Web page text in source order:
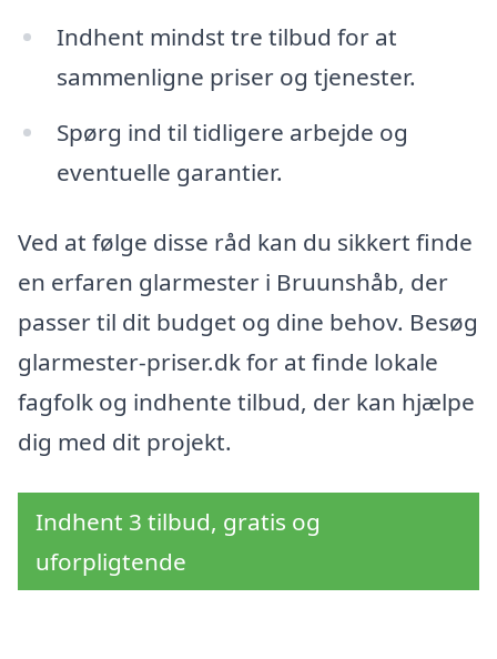
Indhent mindst tre tilbud for at
sammenligne priser og tjenester.
Spørg ind til tidligere arbejde og
eventuelle garantier.
Ved at følge disse råd kan du sikkert finde
en erfaren glarmester i Bruunshåb, der
passer til dit budget og dine behov. Besøg
glarmester-priser.dk for at finde lokale
fagfolk og indhente tilbud, der kan hjælpe
dig med dit projekt.
Indhent 3 tilbud, gratis og
uforpligtende